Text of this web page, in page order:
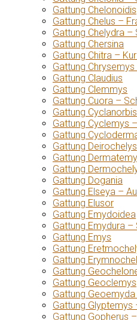
Gattung Chelonoidis
Gattung Chelus –
Gattung Chelydra
Gattung Chersina
Gattung Chitra –
Gattung
Gattung Claudius
Gattung Clemmys
Gattung Cuora –
Gattung
Gattung Cyclemys
Gattung
Gattung Deirochelys
Gattung
Gattung
Gattung Dogania
Gattung Elseya –
Gattung Elusor
Gattung Emydoidea
Gattung Emydura
Gattung Emys
Gattung
Gattung
Gattung
Gattung Geoclemys
Gattung
Gattung
Gattung Gopherus